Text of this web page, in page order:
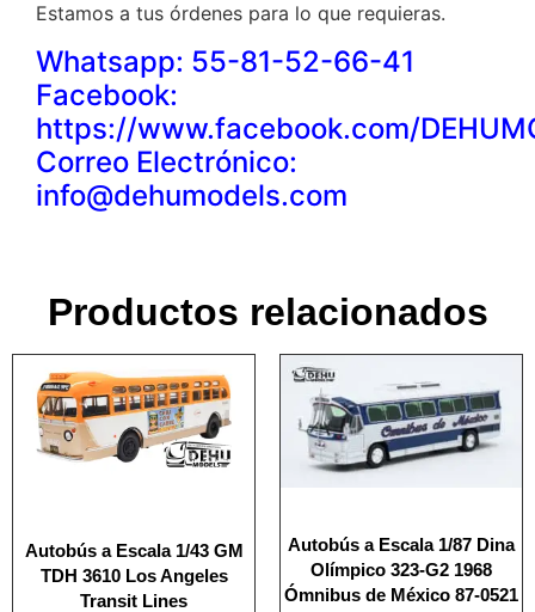
Estamos a tus órdenes para lo que requieras.
Whatsapp: 55-81-52-66-41
Facebook:
https://www.facebook.com/
Correo Electrónico:
info@dehumodels.com
Productos relacionados
Autobús a Escala 1/43 GM
TDH 3610 Los Angeles
Transit Lines
Autobús a Escala 1/87 Dina
Olímpico 323-G2 1968
Ómnibus de México 87-0521